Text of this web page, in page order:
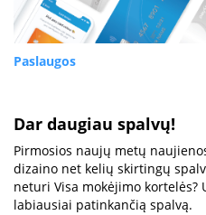
Paslaugos
Dar daugiau spalvų!
Pirmosios naujų metų
dizaino net kelių skirtingų
neturi Visa mokėjimo kortelės?
labiausiai patinkančią spalvą.